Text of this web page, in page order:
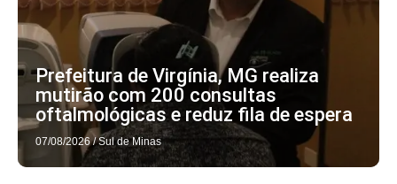
Prefeitura de Virgínia, MG realiza
mutirão com 200 consultas
oftalmológicas e reduz fila de espera
07/08/2026 / Sul de Minas